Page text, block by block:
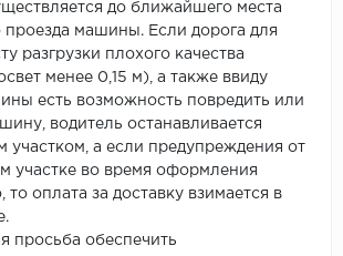
до ближайшего места
проезда машины. Если дорога для
разгрузки плохого качества
менее 0,15 м), а также ввиду
есть возможность повредить или
водитель останавливается
участком, а если предупреждения от
участке во время оформления
то оплата за доставку взимается в
просьба обеспечить